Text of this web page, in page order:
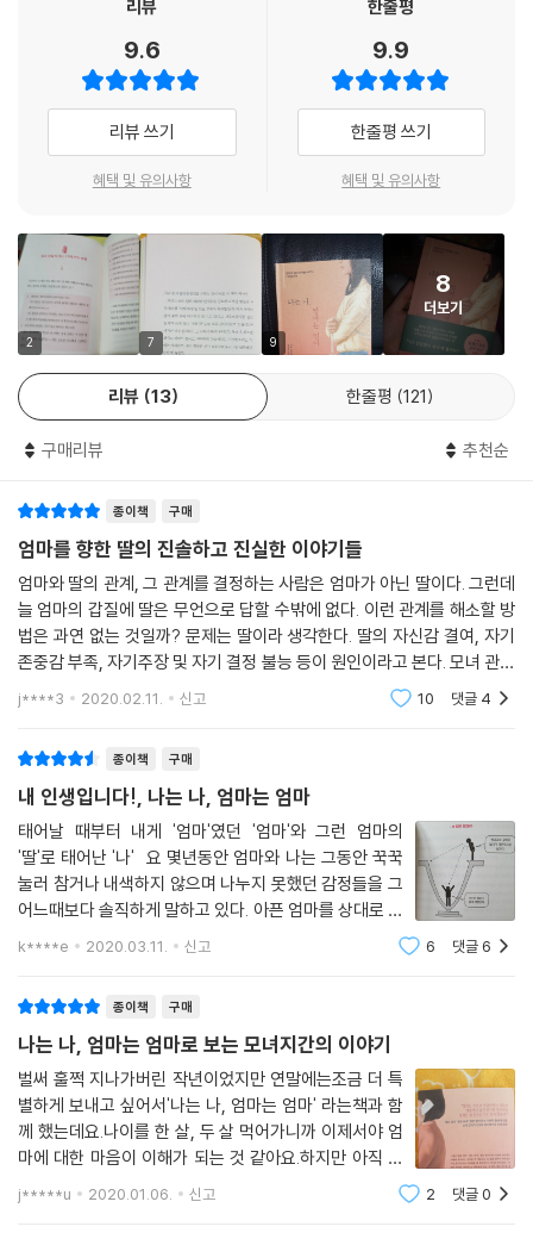
민감한 사람이 아니면 ‘가족’ 또는 ‘가정’이라는 말이 얼마나 널리 쓰이는지
알아차리지 못하지만, 결혼하지 않은 여성이나 아이를 낳지 못하는 여성은
이 같은 현실에 고통받는다.
많은 여성이 엄마가 자신에게만 집안일을 시키고 오빠나 남동생에게는 시
키지 않았다고 말하는데, 이는 가정에서만 벌어지는 일이 아니다. 학교와
직장에서도 마찬가지다. 여성들은 타자의 욕구를 충족하려 자신의 욕구를
중단하는 법을 학습한다. 마찬가지로 타자의 욕구와 자신의 욕구가 충돌할
경우 여성은 인내하는 쪽에 세워진다. 그리고 타자의 욕구를 우선해 자신
의 욕구를 억제하는 법을 학습해나간다.
--- p.151
조차 알지 못한 채 엄마의 불행을 흡수해간다. 엄마의 불행은 복합적 요소
가 한데 엉킨 결과물이지만, 엄마의 불행에 가장 크게 관여한 요인은 엄마
자신의 의사다. 엄마를 불행이나 고독 속에 방치한 건 아닌지 죄책감을 느
끼며 사는 딸이 있는데, 엄마를 불행 속에 방치한 사람은 엄마 자신이다. 다
키코의 사례에서처럼 ‘네 탓’이라며 엄마가 딸의 부족함과 불만을 일일이
지적하고 폭언을 했다 해도 딸에게는 엄마의 불행에 대한 책임이 없다.
회에 딸을 적응시키기 위한 젠더 교육 중 하나다. 엄마는 딸이 칭찬받고 우
쭐해져서 자신이 마치 주인공인 양 착각하지 않도록 딸을 교육한다. 구체
적으로 설명하면, 딸이 즐거워 보이거나 기분이 좋아 보일 때 몹시 불쾌한
표정을 짓고 차갑게 대응함으로써 너는 주인공이 아니니까 주제넘게 행동
해서는 안 된다는 뜻을 전달한다. 실제로 엄마들은 딸이 우쭐해하면 몹시
불쾌해하는데, 엄마가 단지 이런 감정을 표현하기만 해도 젠더 교육이 이
뤄진다.
려는 엄마 사이의 갈등인 것이다.
--- p.197
새롭게 가정을 꾸린 딸은 그곳에서 인간적으로 성장해나간다. 당연히 심리
적·물리적으로 엄마에게서 점차 멀어진다. 이런 딸의 행동은 엄마에게 도
움이 필요할 때만 의지하고 도움이 필요하지 않으면 얼굴조차 보이지 않는
통제한다는 것이다.
20년간 모녀 관계 상담 전문가로 수많은 솔루션을 제시해온 저자는, 특히
‘모녀 관계’에서 개인의 심리가 사회적인 프레임의 큰 영향을 받는다는 점
에 기반해 이야기를 풀어나간다. 단지 딸의 개인적인 입장을 대변하는 것
이 아니라, 사회심리학적 측면에서 ‘엄마는 대체 왜 그럴까?’에 대해 이해
하고, 그러면 앞으로 어떻게 해야 할까에 대해서 논의하는 책이다. 따라서
고, 외롭고 숨 막히는 모녀 관계의 실마리를 찾는 데 도움을 얻을 수 있을
것이다. 다름 아닌 ‘엄마’였기에 그동안 겉으로 표현하기 힘들어 혼자 속으
로 끙끙 앓았을 세상의 모든 딸들은 이 책을 통해 마침내 자유로워질 것이
다.
“다름 아닌 엄마이기에 표현하지 못하고 끙끙 앓았을
세상의 모든 딸들이 이 책으로 인해 자유로워질 것이다”
★ 임경선 작가 강력 추천
엄마가 힘든 딸을 위한 심리 수업
여성 심리 전문가이자 모녀 관계 상담 전문가인 저자는, 자존감이나 불안
증으로 상담실을 찾는 여성들의 심리적인 기원을 거슬러 올라가 보면 많은
경우 ‘모녀 갈등’이 있음을 포착했다. 또한, 모녀 관계의 권력자인 엄마는
딸 때문에 상담실을 찾지 않는다는 사실도 발견했다. 이 책의 CHAPTER 1
에서는 이와 같은 점을 지적하며 결국 행동해야 하는 쪽은 딸이라는 점을
짚고 넘어간다. 엄마 때문에 힘들다는 사실을 이제 인정하고, 행동하라는
것이다. CHAPTER 2~3에는 각기 다른 문제점을 안고 있는 여섯 유형의
기서 흥미로운 사실이 발견된다. 딸과 갈등 상황에 있는 엄마들이 의도했
히 엄마의 지나친 간섭처럼 보이는 엄마의 행동 속에 엄마의 욕망과 사회
적 요구가 교묘하게 뒤섞여 있다는 것이다. 즉, 엄마는 자신의 목소리를 통
해 딸에게 사회적인 요구까지 반영한다.
예를 들어, 여성스럽지 못한 옷차림이나 친절하지 못한 태도를 지적하는
것만으로도 젠더 규범을 딸에게 학습시킬 수 있다. 딸의 입장에서는 엄마
더 냉정하게 대처하는 데 도움이 된다. 마지막 파트인 CHAPTER 4~5에
는 유형별 모녀관계의 해법과 이제 엄마가 될 딸들을 위한 현실적인 솔루
션을 제시하는데, ‘정서적으로 단념해라’ ‘죄책감과 싸워라’ ‘엄마의 불행에
책임감을 느끼지 말아라’ ‘역할을 내려놓아라’ 등 심리적인 해법에서부터
‘엄마와 함께 하는 날 정하기’ ‘일관적인 거절하기’ 등 구체적인 해법까지
특유의 단호하고 냉철한 어조로 조언을 이어나간다. 또한 책을 읽다 보면
당연하게 나올 수 있는 “엄마에게 정말 이렇게까지 해도 되는 걸까요?”라
는 질문에 이 책은 “엄마의 불행은 딸의 책임이 아니다”라고 단호하게 말
리뷰
9.6
리뷰 쓰기
혜택 및 유의사항
한줄평
9.9
한줄평 쓰기
혜택 및 유의사항
2 7 9
8
더보기
리뷰 13 한줄평 121
구매리뷰 추천순
종이책 구매
엄마를 향한 딸의 진솔하고 진실한 이야기들
엄마와 딸의 관계, 그 관계를 결정하는 사람은 엄마가 아닌 딸이다. 그런데
늘 엄마의 갑질에 딸은 무언으로 답할 수밖에 없다. 이런 관계를 해소할 방
법은 과연 없는 것일까? 문제는 딸이라 생각한다. 딸의 자신감 결여, 자기
존중감 부족, 자기주장 및 자기 결정 불능 등이 원인이라고 본다. 모녀 관계
에 있어 엄마는 권력자다. 사실 엄마도 관계가 비틀거리면 많이 힘이 든다.
그래도
j****3 2020.02.11. 신고 10 댓글 4
종이책 구매
내 인생입니다!, 나는 나, 엄마는 엄마
태어날 때부터 내게 '엄마'였던 '엄마'와 그런 엄마의
'딸'로 태어난 '나' 요 몇년동안 엄마와 나는 그동안 꾹꾹
눌러 참거나 내색하지 않으며 나누지 못했던 감정들을 그
어느때보다 솔직하게 말하고 있다. 아픈 엄마를 상대로 얼
마 전까지만 해도 나는 일방적으로 당하기만 했.었.다. 아
k****e 2020.03.11. 신고 6 댓글6
종이책 구매
나는 나, 엄마는 엄마로 보는 모녀지간의 이야기
벌써 훌쩍 지나가버린 작년이었지만 연말에는조금 더 특
별하게 보내고 싶어서'나는 나, 엄마는 엄마' 라는책과 함
께 했는데요.나이를 한 살, 두 살 먹어가니까 이제서야 엄
마에 대한 마음이 이해가 되는 것 같아요.하지만 아직 다
알 수 없는 이 관계에 대해서이 책으로나마 답을 알 수 있
지 않을까하는호기심에 읽기 시작했는데요.소중한 우리
j*****u 2020.01.06. 신고 2 댓글0